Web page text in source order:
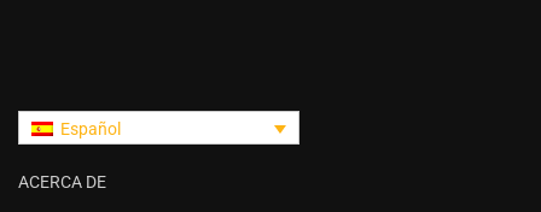
Español
ACERCA DE